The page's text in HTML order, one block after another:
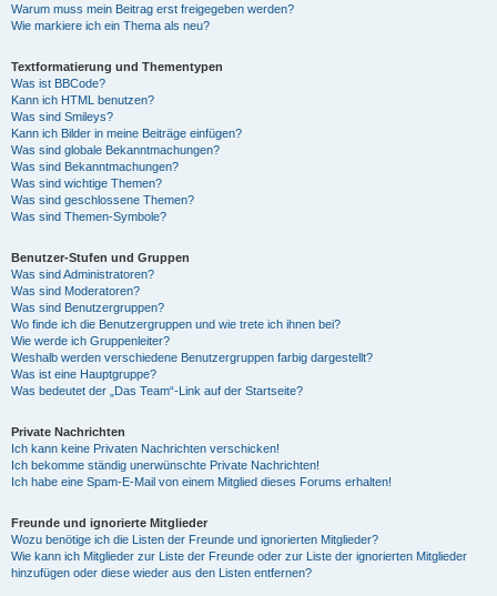
Warum muss mein Beitrag erst freigegeben werden?
Wie markiere ich ein Thema als neu?
Textformatierung und Thementypen
Was ist BBCode?
Kann ich HTML benutzen?
Was sind Smileys?
Kann ich Bilder in meine Beiträge einfügen?
Was sind globale Bekanntmachungen?
Was sind Bekanntmachungen?
Was sind wichtige Themen?
Was sind geschlossene Themen?
Was sind Themen-Symbole?
Benutzer-Stufen und Gruppen
Was sind Administratoren?
Was sind Moderatoren?
Was sind Benutzergruppen?
Wo finde ich die Benutzergruppen und wie trete ich ihnen bei?
Wie werde ich Gruppenleiter?
Weshalb werden verschiedene Benutzergruppen farbig dargestellt?
Was ist eine Hauptgruppe?
Was bedeutet der „Das Team“-Link auf der Startseite?
Private Nachrichten
Ich kann keine Privaten Nachrichten verschicken!
Ich bekomme ständig unerwünschte Private Nachrichten!
Ich habe eine Spam-E-Mail von einem Mitglied dieses Forums erhalten!
Freunde und ignorierte Mitglieder
Wozu benötige ich die Listen der Freunde und ignorierten Mitglieder?
Wie kann ich Mitglieder zur Liste der Freunde oder zur Liste der ignorierten Mitglieder
hinzufügen oder diese wieder aus den Listen entfernen?